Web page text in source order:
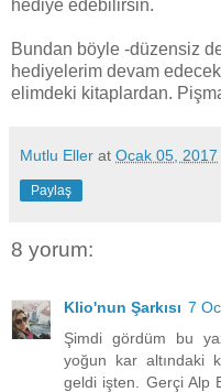
hediye edebilirsin.
Bundan böyle -düzensiz
hediyelerim devam
elimdeki kitaplardan.
Mutlu Eller at Ocak 05, 2017
Paylaş
8 yorum:
Klio'nun Şarkısı 7
Şimdi gördüm bu
yoğun kar altındaki
geldi işten. Gerçi Alp